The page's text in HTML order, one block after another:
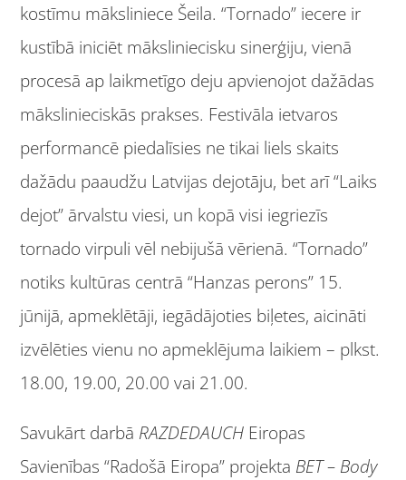
kostīmu māksliniece Šeila. “Tornado” iecere ir
kustībā iniciēt māksliniecisku sinerģiju, vienā
procesā ap laikmetīgo deju apvienojot dažādas
mākslinieciskās prakses. Festivāla ietvaros
performancē piedalīsies ne tikai liels skaits
dažādu paaudžu Latvijas dejotāju, bet arī “Laiks
dejot” ārvalstu viesi, un kopā visi iegriezīs
tornado virpuli vēl nebijušā vērienā. “Tornado”
notiks kultūras centrā “Hanzas perons” 15.
jūnijā, apmeklētāji, iegādājoties biļetes, aicināti
izvēlēties vienu no apmeklējuma laikiem – plkst.
18.00, 19.00, 20.00 vai 21.00.
Savukārt darbā RAZDEDAUCH Eiropas
Savienības “Radošā Eiropa” projekta BET – Body